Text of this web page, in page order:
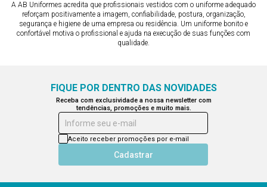
A AB Uniformes acredita que profissionais vestidos com o uniforme adequado
reforçam positivamente a imagem, confiabilidade, postura, organização,
segurança e higiene de uma empresa ou residência. Um uniforme bonito e
confortável motiva o profissional e ajuda na execução de suas funções com
qualidade.
FIQUE POR DENTRO DAS NOVIDADES
Receba com exclusividade a nossa newsletter com
tendências, promoções e muito mais.
Informe seu e-mail
Cadastrar
Aceito receber promoções por e-mail